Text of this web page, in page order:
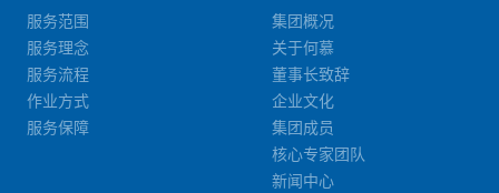
服务范围
服务理念
服务流程
作业方式
服务保障
集团概况
关于何慕
董事长致辞
企业文化
集团成员
核心专家团队
新闻中心